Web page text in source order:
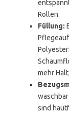
Rollen.
Füllung:
mehr
sind